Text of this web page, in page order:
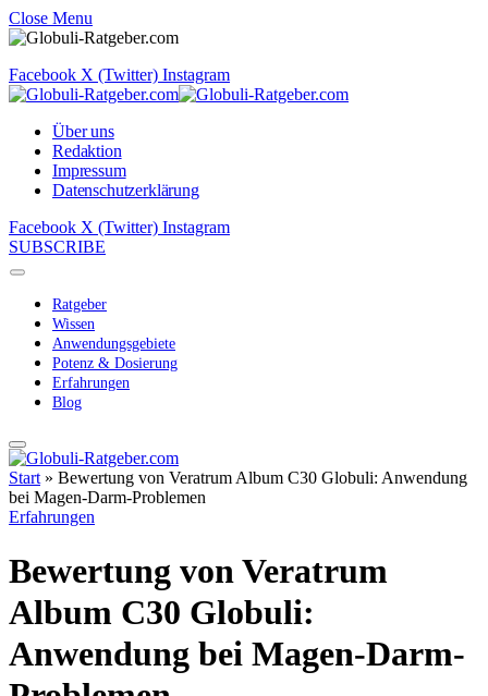
Close Menu
Facebook X (Twitter) Instagram
Über uns
Redaktion
Impressum
Datenschutzerklärung
Facebook X (Twitter) Instagram
SUBSCRIBE
Ratgeber
Wissen
Anwendungsgebiete
Potenz & Dosierung
Erfahrungen
Blog
Start » Bewertung von Veratrum Album C30 Globuli: Anwendung
bei Magen-Darm-Problemen
Erfahrungen
Bewertung von Veratrum
Album C30 Globuli:
Anwendung bei Magen-Darm-